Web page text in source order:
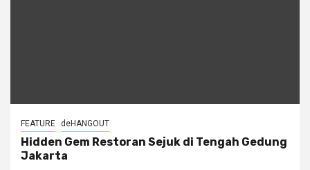
FEATURE deHANGOUT
Hidden Gem Restoran Sejuk di Tengah Gedung
Jakarta